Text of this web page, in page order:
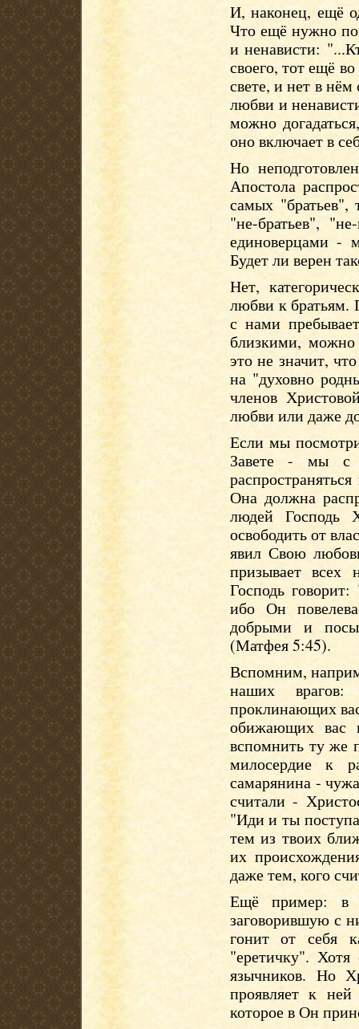
И, наконец, ещё
Что ещё нужно
и ненависти:
своего, тот ещё
свете, и нет в
любви и
можно
оно включает в
Но
Апостола
самых
"не-братьев",
единоверцами -
Будет ли верен
Нет,
любви к братьям.
с нами
близкими,
это не значит,
на "духовно
членов
любви или даже
Если мы
Завете - мы с
Она должна
людей Господь
освободить от
явил Свою
призывает всех
Господь
ибо Он
добрыми и
(Матфея 5:45).
Вспомним,
наших врагов:
проклинающих
обижающих вас
вспомнить ту же
милосердие к
самарянина -
считали -
"Иди и ты
тем из твоих
их
даже тем, кого
Ещё пример: в
заговорившую с
гонит от себя
"еретичку".
язычников. Но
проявляет к ней
которое в Он